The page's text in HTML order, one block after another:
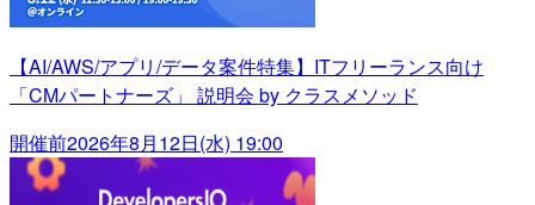
【AI/AWS/アプリ/データ案件特集】ITフリーランス向け
「CMパートナーズ」 説明会 by クラスメソッド
開催前2026年8月12日(水) 19:00